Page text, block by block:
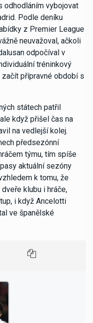
odhodláním vybojovat
Podle deníku
z Premier League
neuvažoval, ačkoli
odpočíval v
tréninkový
přípravné období s
státech patřil
když přišel čas na
na vedlejší kolej.
předsezónní
týmu, tím spíše
aktuální sezóny
k tomu, že
klubu i hráče,
i když Ancelotti
ve španělské